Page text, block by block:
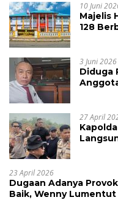
10 Juni
Majelis
128
3 Juni 2026
Diduga
27 April
23 April 2026
Dugaan Adanya
Baik, Wenny